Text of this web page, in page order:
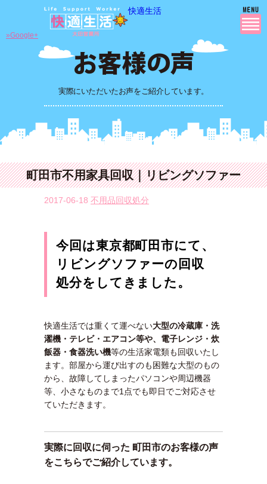
快適生活
実際にいただいたお声をご紹介しています。
»Google+
町田市不用家具回収｜リビングソファー
2017-06-18 不用品回収処分
今回は東京都町田市にて、
リビングソファーの回収
処分をしてきました。
快適生活では重くて運べない大型の冷蔵庫・洗
濯機・テレビ・エアコン等や、 電子レンジ・炊
飯器・食器洗い機等の生活家電類も回収いたし
ます。部屋から運び出すのも困難な大型のもの
から、故障してしまったパソコンや周辺機器
等、小さなものまで1点でも即日でご対応させ
ていただきます。
実際に回収に伺った 町田市のお客様の声
をこちらでご紹介しています。